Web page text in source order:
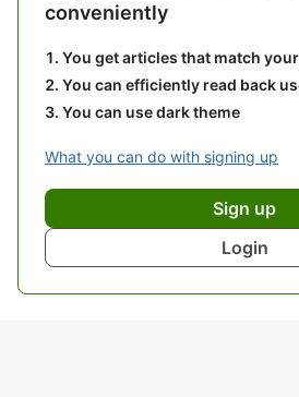
conveniently
You get articles that match
You can efficiently read back
You can use dark theme
What you can do with signing up
Sign up
Login